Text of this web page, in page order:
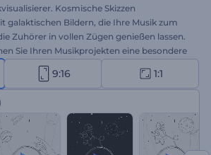
Kosmische Skizzen
galaktischen Bildern, die Ihre Musik zum
Zuhörer in vollen Zügen genießen lassen.
Sie Ihren Musikprojekten eine besondere
jeder von Ihren Beats fasziniert ist.
Drops, neue Album-Veröffentlichungen,
und vieles mehr. Probieren Sie es jetzt
9:16 1:1